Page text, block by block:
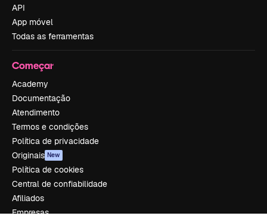
API
App móvel
Todas as ferramentas
Começar
Academy
Documentação
Atendimento
Termos e condições
Política de privacidade
Originais New
Política de cookies
Central de confiabilidade
Afiliados
Empresas